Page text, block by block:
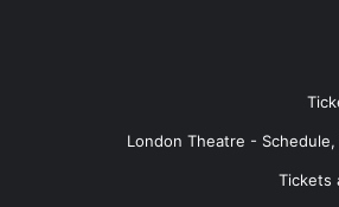
London Theatre -
Tickets